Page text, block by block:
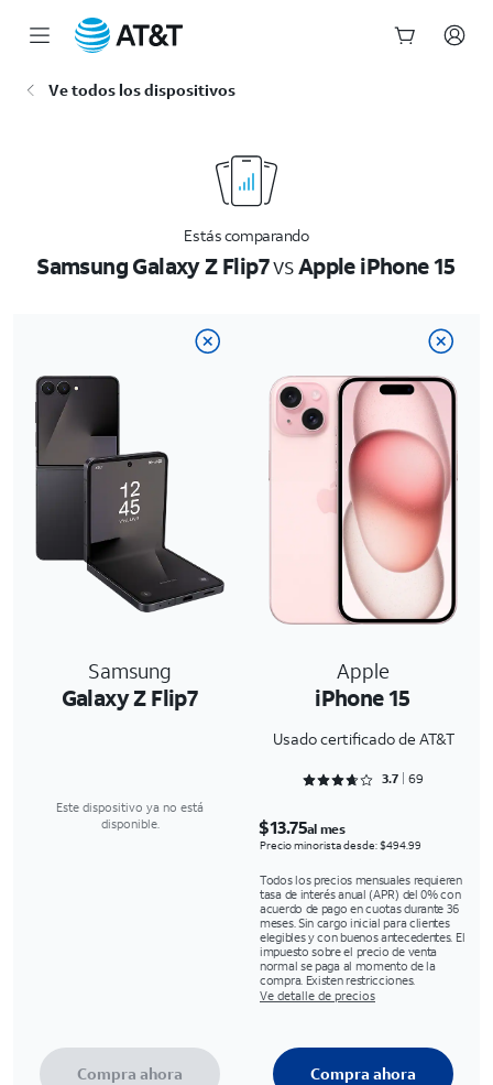
Ve todos los dispositivos
Estás comparando
Samsung Galaxy Z Flip7vsApple iPhone 15
Samsung
Galaxy Z Flip7
Apple
iPhone 15
Usado certificado de AT&T
Rated 3.7246 out of 5
3.7 69
Este dispositivo ya no está
disponible.
$13.75al mes
Precio minorista desde: $494.99
Todos los precios mensuales requieren
tasa de interés anual (APR) del 0% con
acuerdo de pago en cuotas durante 36
meses. Sin cargo inicial para clientes
elegibles y con buenos antecedentes. El
impuesto sobre el precio de venta
normal se paga al momento de la
compra. Existen restricciones.
Ve detalle de precios
Compra ahora Compra ahora